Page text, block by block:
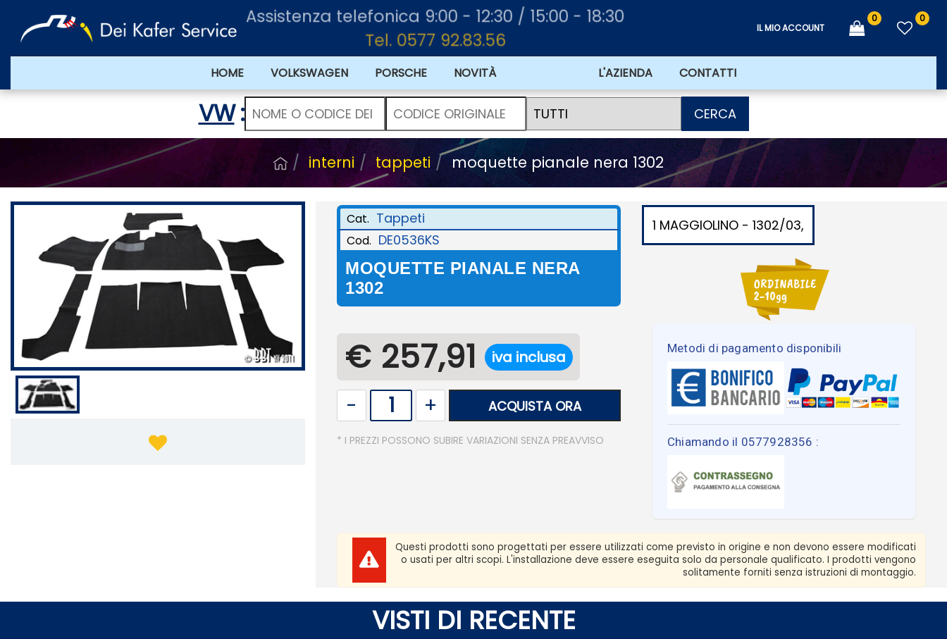
Assistenza telefonica 9:00 - 12:30 / 15:00 - 18:30
Tel. 0577 92.83.56
IL MIO ACCOUNT
0 0
HOME VOLKSWAGEN PORSCHE NOVITÀ L'AZIENDA CONTATTI
VW: CERCA
interni tappeti moquette pianale nera 1302
Cat. Tappeti
Cod. DE0536KS
MOQUETTE PIANALE NERA
1302
€ 257,91 iva inclusa
ACQUISTA ORA
* I PREZZI POSSONO SUBIRE VARIAZIONI SENZA PREAVVISO
1 MAGGIOLINO - 1302/03,
Metodi di pagamento disponibili
Chiamando il 0577928356 :
Questi prodotti sono progettati per essere utilizzati come previsto in origine e non devono essere modificati
o usati per altri scopi. L'installazione deve essere eseguita solo da personale qualificato. I prodotti vengono
solitamente forniti senza istruzioni di montaggio.
VISTI DI RECENTE